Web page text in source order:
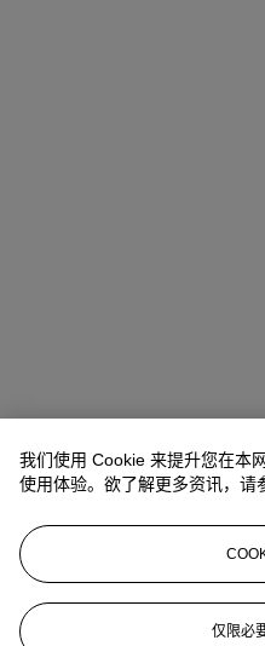
Winsy Tsang（曾慧思）SVP,
wtsang@christies.com +852
登入
浏览状况报告
我们使用 Cookie 来提升您在本
使用体验。欲了解更多资讯，请
仅限必